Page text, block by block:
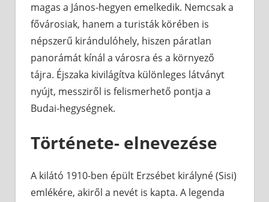
magas a János-hegyen emelkedik. Nemcsak a
fővárosiak, hanem a turisták körében is
népszerű kirándulóhely, hiszen páratlan
panorámát kínál a városra és a környező
tájra. Éjszaka kivilágítva különleges látványt
nyújt, messziről is felismerhető pontja a
Budai-hegységnek.
Története- elnevezése
A kilátó 1910-ben épült Erzsébet királyné (Sisi)
emlékére, akiről a nevét is kapta. A legenda